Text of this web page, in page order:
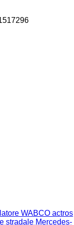
WABCO actros
stradale Mercedes-